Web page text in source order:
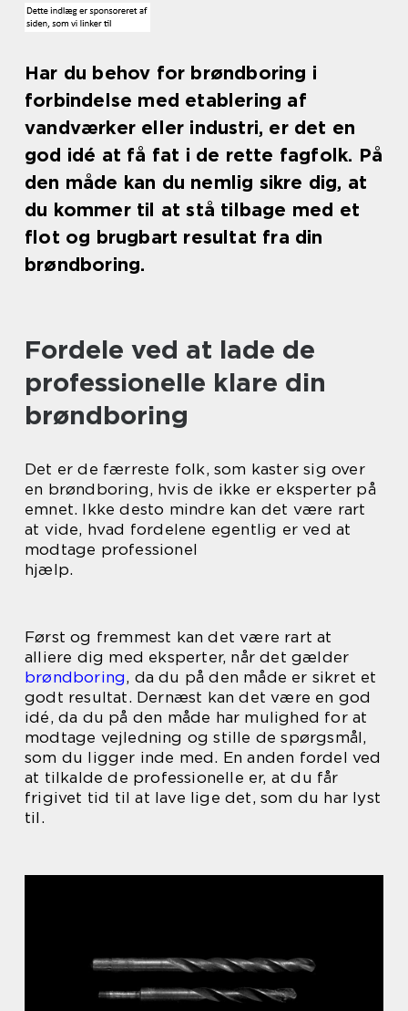
Har du behov for brøndboring i
forbindelse med etablering af
vandværker eller industri, er det en
god idé at få fat i de rette fagfolk. På
den måde kan du nemlig sikre dig, at
du kommer til at stå tilbage med et
flot og brugbart resultat fra din
brøndboring.
Fordele ved at lade de
professionelle klare din
brøndboring
Det er de færreste folk, som kaster sig over
en brøndboring, hvis de ikke er eksperter på
emnet. Ikke desto mindre kan det være rart
at vide, hvad fordelene egentlig er ved at
modtage professionel
hjælp.
Først og fremmest kan det være rart at
alliere dig med eksperter, når det gælder
brøndboring, da du på den måde er sikret et
godt resultat. Dernæst kan det være en god
idé, da du på den måde har mulighed for at
modtage vejledning og stille de spørgsmål,
som du ligger inde med. En anden fordel ved
at tilkalde de professionelle er, at du får
frigivet tid til at lave lige det, som du har lyst
til.